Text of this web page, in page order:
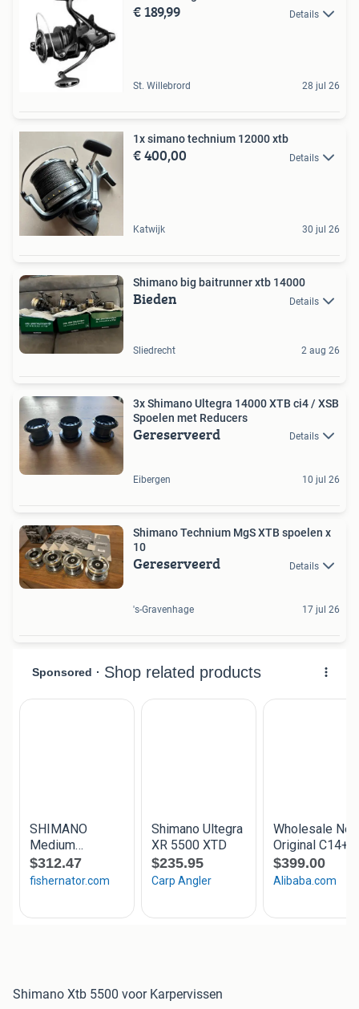
€ 189,99 Details
St. Willebrord 28 jul 26
1x simano technium 12000 xtb
€ 400,00 Details
Katwijk 30 jul 26
Shimano big baitrunner xtb 14000
Bieden Details
Sliedrecht 2 aug 26
3x Shimano Ultegra 14000 XTB ci4 / XSB
Spoelen met Reducers
Gereserveerd Details
Eibergen 10 jul 26
Shimano Technium MgS XTB spoelen x
10
Gereserveerd Details
's-Gravenhage 17 jul 26
Shimano Xtb 5500 voor Karpervissen